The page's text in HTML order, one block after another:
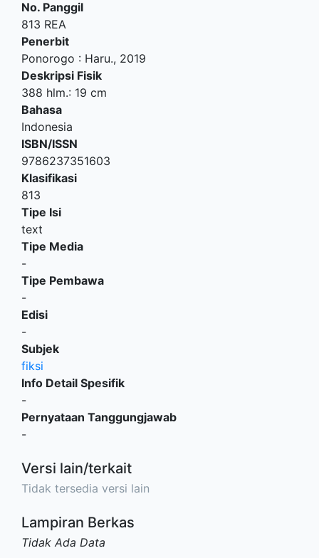
No. Panggil
813 REA
Penerbit
Ponorogo : Haru., 2019
Deskripsi Fisik
388 hlm.: 19 cm
Bahasa
Indonesia
ISBN/ISSN
9786237351603
Klasifikasi
813
Tipe Isi
text
Tipe Media
-
Tipe Pembawa
-
Edisi
-
Subjek
fiksi
Info Detail Spesifik
-
Pernyataan Tanggungjawab
-
Versi lain/terkait
Tidak tersedia versi lain
Lampiran Berkas
Tidak Ada Data